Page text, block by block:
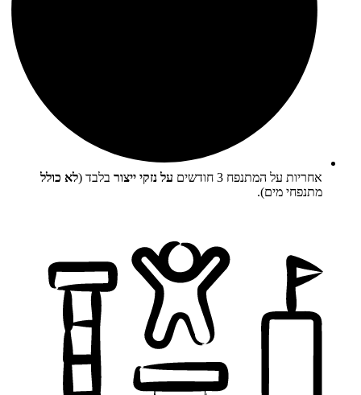
אחריות על המתנפח 3 חודשים על נזקי ייצור בלבד (לא כולל
מתנפחי מים).